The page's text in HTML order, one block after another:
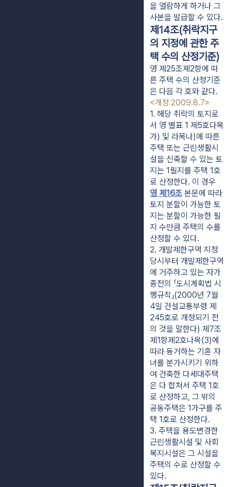
을 열람하게 하거나 그
사본을 발급할 수 있다.
제14조(취락지구
의 지정에 관한 주
택 수의 산정기준)
영 제25조제2항에 따
른 주택 수의 산정기준
은 다음 각 호와 같다.
<개정 2009.8.7>
1. 해당 취락의 토지로
서 영 별표 1 제5호다목
가) 및 라목나)에 따른
주택 또는 근린생활시
설을 신축할 수 있는 토
지는 1필지를 주택 1호
영 제16조 본문에 따라
토지 분할이 가능한 토
지는 분할이 가능한 필
지 수만큼 주택의 수를
산정할 수 있다.
2. 개발제한구역 지정
당시부터 개발제한구역
에 거주하고 있는 자가
종전의 「도시계획법 시
행규칙」(2000년 7월
4일 건설교통부령 제
245호로 개정되기 전
의 것을 말한다) 제7조
제1항제2호나목(3)에
따라 동거하는 기혼 자
녀를 분가시키기 위하
여 건축한 다세대주택
은 다 합쳐서 주택 1호
로 산정하고, 그 밖의
공동주택은 1가구를 주
택 1호로 산정한다.
3. 주택을 용도변경한
근린생활시설 및 사회
복지시설은 그 시설을
주택의 수로 산정할 수
있다.